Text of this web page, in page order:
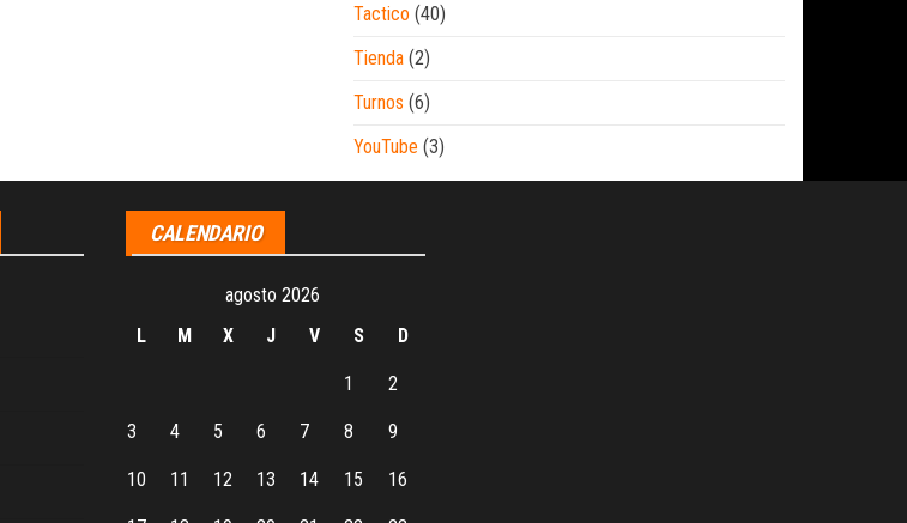
Tactico (40)
Tienda (2)
Turnos (6)
YouTube (3)
CALENDARIO
agosto 2026
L
M X J V S D
1 2
3 4 5 6 7 8 9
10 11 12 13 14 15 16